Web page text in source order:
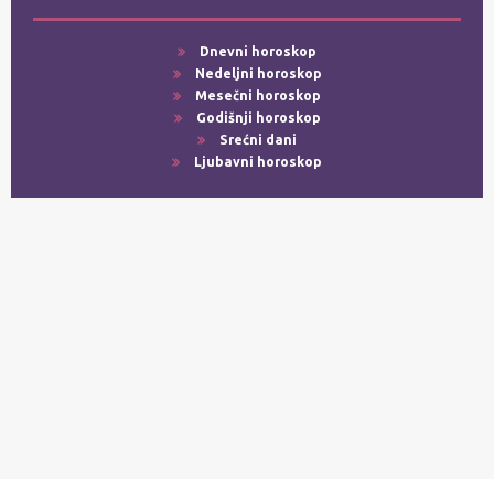
Dnevni horoskop
Nedeljni horoskop
Mesečni horoskop
Godišnji horoskop
Srećni dani
Ljubavni horoskop